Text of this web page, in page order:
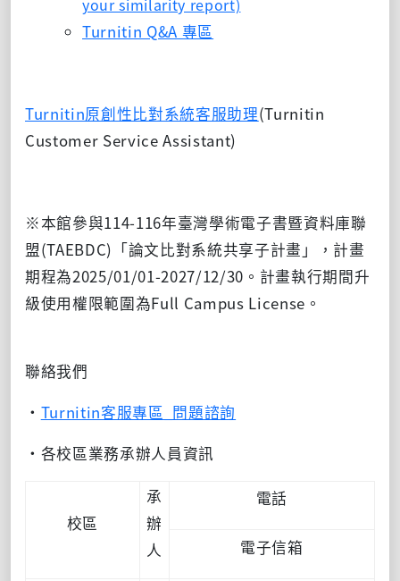
Turnitin Q&A 專區
Turnitin原創性比對系統客服助理(Turnitin
Customer Service Assistant)
※本館參與114-116年臺灣學術電子書暨資料庫聯
盟(TAEBDC)「論文比對系統共享子計畫」，計畫
期程為2025/01/01-2027/12/30。計畫執行期間升
級使用權限範圍為Full Campus License。
聯絡我們
· Turnitin客服專區_問題諮詢
·各校區業務承辦人員資訊
校區
承
辦
人
電話
電子信箱